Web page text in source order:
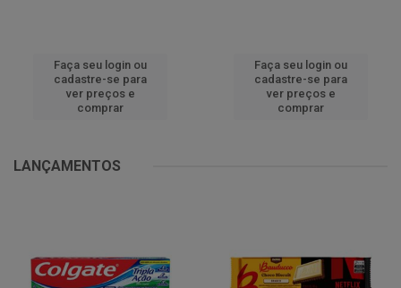
Faça seu login ou
cadastre-se para
ver preços e
comprar
Faça seu login ou
cadastre-se para
ver preços e
comprar
LANÇAMENTOS